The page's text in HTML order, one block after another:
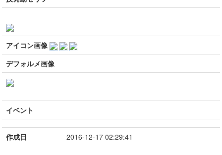
アイコン画像
デフォルメ画像
イベント
作成日 2016-12-17 02:29:41